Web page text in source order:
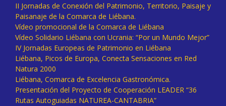
II Jornadas de Conexión del Patrimonio, Territorio, Paisaje y
Paisanaje de la Comarca de Liébana.
Vídeo promocional de la Comarca de Liébana
Vídeo Solidario Liébana con Ucrania: “Por un Mundo Mejor”
IV Jornadas Europeas de Patrimonio en Liébana
Liébana, Picos de Europa, Conecta Sensaciones en Red
Natura 2000
Liébana, Comarca de Excelencia Gastronómica.
Presentación del Proyecto de Cooperación LEADER “36
Rutas Autoguiadas NATUREA-CANTABRIA”